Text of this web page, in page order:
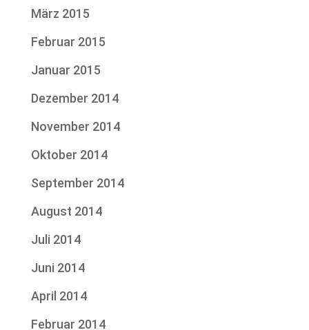
März 2015
Februar 2015
Januar 2015
Dezember 2014
November 2014
Oktober 2014
September 2014
August 2014
Juli 2014
Juni 2014
April 2014
Februar 2014